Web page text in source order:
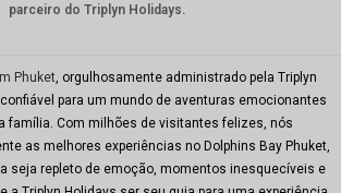
CNY
TWD
Minhas
Ries
parceiro do Triplyn Holidays.
Phuket , orgulhosamente administrado pela Triplyn
para um mundo de aventuras emocionantes
família. Com milhões de visitantes felizes, nós
as melhores experiências no Dolphins Bay Phuket,
seja repleto de emoção, momentos inesquecíveis e